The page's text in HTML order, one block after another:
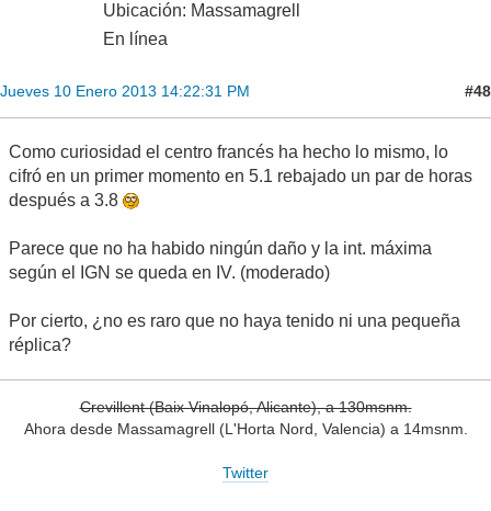
Ubicación: Massamagrell
En línea
Jueves 10 Enero 2013 14:22:31 PM #48
Como curiosidad el centro francés ha hecho lo mismo, lo
cifró en un primer momento en 5.1 rebajado un par de horas
después a 3.8
Parece que no ha habido ningún daño y la int. máxima
según el IGN se queda en IV. (moderado)
Por cierto, ¿no es raro que no haya tenido ni una pequeña
réplica?
Crevillent (Baix Vinalopó, Alicante), a 130msnm.
Ahora desde Massamagrell (L'Horta Nord, Valencia) a 14msnm.
Twitter